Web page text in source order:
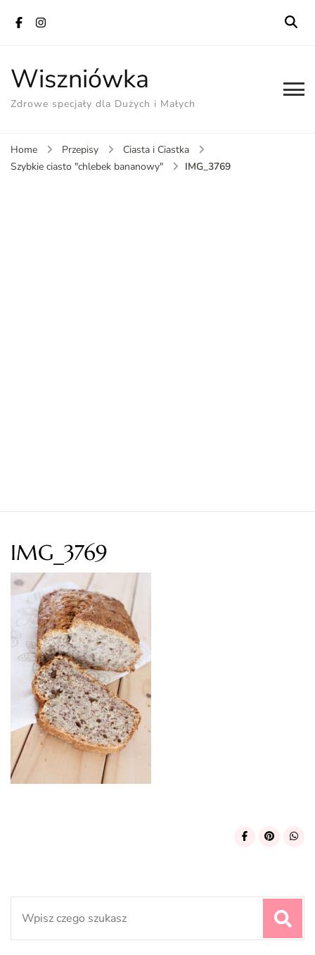
Wiszniówka
Zdrowe specjały dla Dużych i Małych
Home Przepisy
Ciasta i Ciastka
Szybkie ciasto "chlebek bananowy"
IMG_3769
IMG_3769